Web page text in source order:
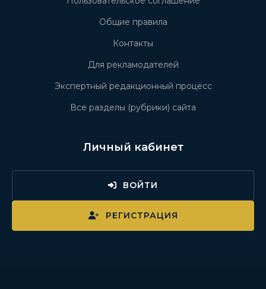
Общие правила
Контакты
Для рекламодателей
Экспертный редакционный процесс
Все разделы (рубрики) сайта
Личный кабинет
ВОЙТИ
РЕГИСТРАЦИЯ